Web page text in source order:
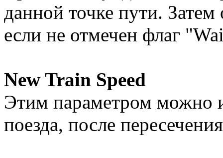
данной точке пути.
если не отмечен флаг
New Train Speed
Этим параметром можно
поезда, после